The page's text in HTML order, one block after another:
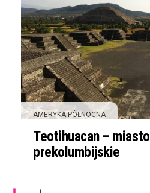
AMERYKA PÓŁNOCNA
Teotihuacan – miasto
prekolumbijskie